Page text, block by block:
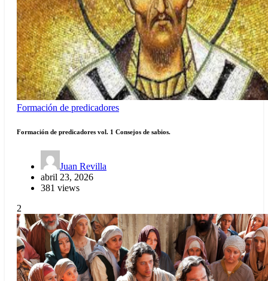
Formación de predicadores
Formación de predicadores vol. 1 Consejos de sabios.
Juan Revilla
abril 23, 2026
381 views
2